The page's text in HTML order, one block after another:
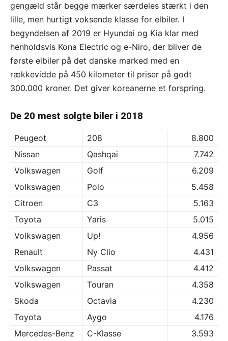
gengæld står begge mærker særdeles stærkt i den
lille, men hurtigt voksende klasse for elbiler. I
begyndelsen af 2019 er Hyundai og Kia klar med
henholdsvis Kona Electric og e-Niro, der bliver de
første elbiler på det danske marked med en
rækkevidde på 450 kilometer til priser på godt
300.000 kroner. Det giver koreanerne et forspring.
De 20 mest solgte biler i 2018
Peugeot 208
8.800
Nissan
Qashqai
7.742
Volkswagen
Golf
6.209
Volkswagen
Polo
5.458
Citroen
C3
5.163
Toyota
Yaris
5.015
Volkswagen
Up!
4.956
Renault
Ny Clio
4.431
Volkswagen
Passat
4.412
Volkswagen
Touran
4.358
Skoda
Octavia
4.230
Toyota
Aygo
4.176
Mercedes-Benz
C-Klasse
3.593